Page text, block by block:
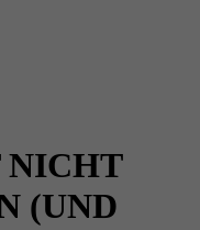
NICHT
(UND